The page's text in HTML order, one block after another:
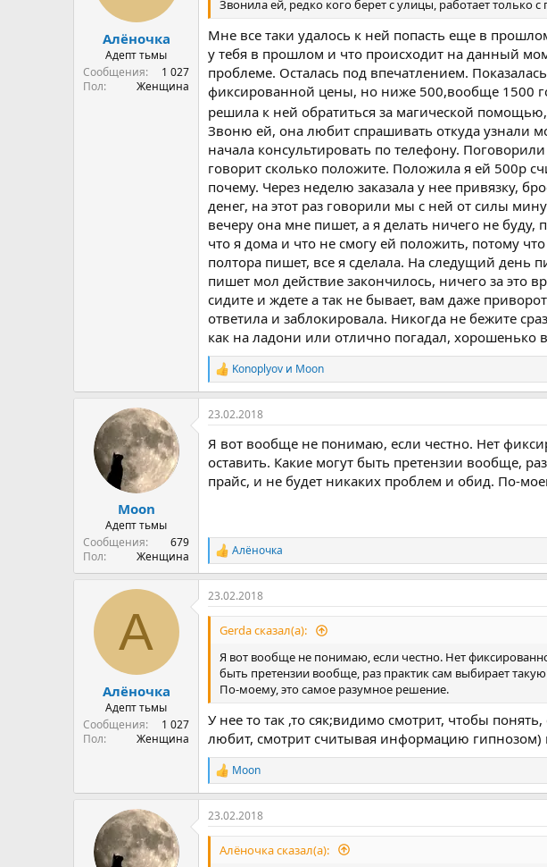
Алёночка
Адепт тьмы
Сообщения
1 027
Пол
Женщина
Звонила ей, редко кого берет с улицы, работает только
Мне все таки удалось к ней попасть еще в
у тебя в прошлом и что происходит на данный
проблеме. Осталась под впечатлением.
фиксированной цены, но ниже 500,вообще 1500
решила к ней обратиться за магической
Звоню ей, она любит спрашивать откуда узнали
начала консультировать по телефону.
говорит сколько положите. Положила я ей 500р
почему. Через неделю заказала у нее привязку,
денег, на этот раз говорили мы с ней от силы
вечеру она мне пишет, а я делать ничего не
что я дома и что не смогу ей положить, потому
полтора пишет, все я сделала. На следущий день
пишет мол действие закончилось, ничего за это
сидите и ждете а так не бывает, вам даже
ответила и заблокировала. Никогда не бежите
как на ладони или отлично погадал, хорошенько
Р
е
а
к
и
и
Konoplyov и Moon
Moon
Адепт тьмы
Сообщения
679
Пол
Женщина
23.02.2018
Я вот вообще не понимаю, если честно. Нет
оставить. Какие могут быть претензии вообще,
прайс, и не будет никаких проблем и обид. По-
Р
е
а
к
ц
и
Алёночка
А
Алёночка
Адепт тьмы
Сообщения
1 027
Пол
Женщина
23.02.2018
Gerda сказал(а):
Я вот вообще не понимаю, если честно. Нет
быть претензии вообще, раз практик сам выбирает
По-моему, это самое разумное решение.
У нее то так ,то сяк;видимо смотрит, чтобы
любит, смотрит считывая информацию гипнозом)
Р
е
а
к
ц
и
Moon
23.02.2018
Алёночка сказал(а):